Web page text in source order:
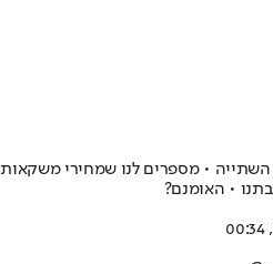
השתייה • מספרים לנו שמחירי משקאות
• האומנם?